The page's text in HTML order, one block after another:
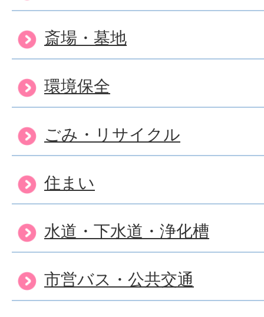
斎場・墓地
環境保全
ごみ・リサイクル
住まい
水道・下水道・浄化槽
市営バス・公共交通